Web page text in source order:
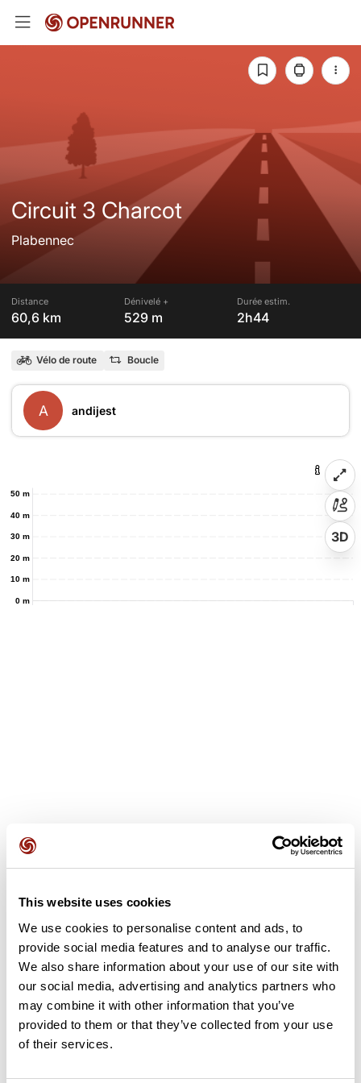
This website uses cookies
We use cookies to personalise content and ads, to
provide social media features and to analyse our traffic.
We also share information about your use of our site with
our social media, advertising and analytics partners who
may combine it with other information that you’ve
provided to them or that they’ve collected from your use
of their services.
Circuit 3 Charcot
Plabennec
Distance
60,6 km
Dénivelé +
529 m
Durée estim.
2h44
Vélo de route Boucle
A andijest
0 m
10 m
20 m
30 m
40 m
50 m
3D
Ajouter un avis
Découvrez ce parcours de vélo de 60,6 km à proximité de